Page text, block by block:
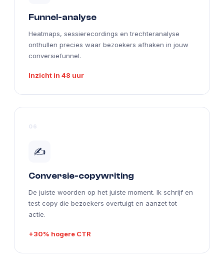
Funnel-analyse
Heatmaps, sessierecordings en trechteranalyse
onthullen precies waar bezoekers afhaken in jouw
conversiefunnel.
Inzicht in 48 uur
06
✍️
Conversie-copywriting
De juiste woorden op het juiste moment. Ik schrijf en
test copy die bezoekers overtuigt en aanzet tot
actie.
+30% hogere CTR